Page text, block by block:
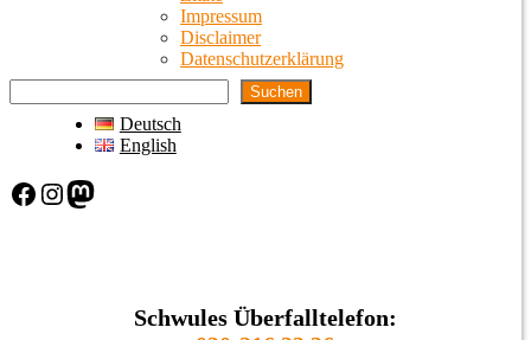
Impressum
Disclaimer
Datenschutzerklärung
Suchen
Deutsch
English
Facebook Instagram Mastodon
Schwules Überfalltelefon: